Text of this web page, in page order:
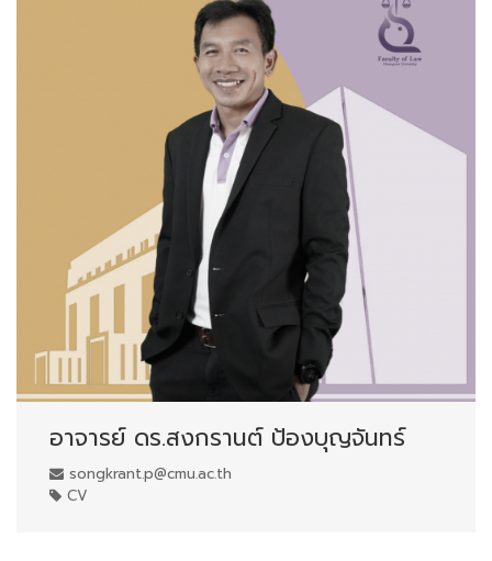
อาจารย์ ดร.สงกรานต์ ป้องบุญจันทร์
songkrant.p@cmu.ac.th
CV